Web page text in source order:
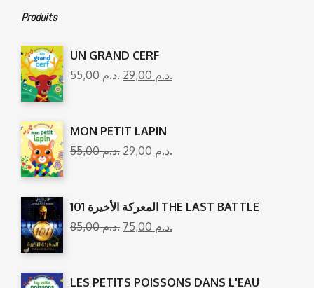
Produits
UN GRAND CERF
55,00
د.م. 29,00 د.م.
MON PETIT LAPIN
55,00
د.م. 29,00 د.م.
المعركة الأخيرة 101 THE LAST BATTLE
85,00
د.م. 75,00 د.م.
LES PETITS POISSONS DANS L'EAU